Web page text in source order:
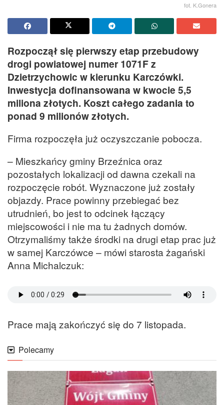
fot. K.Gonera
Rozpoczął się pierwszy etap przebudowy
drogi powiatowej numer 1071F z
Dzietrzychowic w kierunku Karczówki.
Inwestycja dofinansowana w kwocie 5,5
miliona złotych. Koszt całego zadania to
ponad 9 milionów złotych.
Firma rozpoczęła już oczyszczanie pobocza.
– Mieszkańcy gminy Brzeźnica oraz
pozostałych lokalizacji od dawna czekali na
rozpoczęcie robót. Wyznaczone już zostały
objazdy. Prace powinny przebiegać bez
utrudnień, bo jest to odcinek łączący
miejscowości i nie ma tu żadnych domów.
Otrzymaliśmy także środki na drugi etap prac już
w samej Karczówce – mówi starosta żagański
Anna Michalczuk:
Prace mają zakończyć się do 7 listopada.
Polecamy